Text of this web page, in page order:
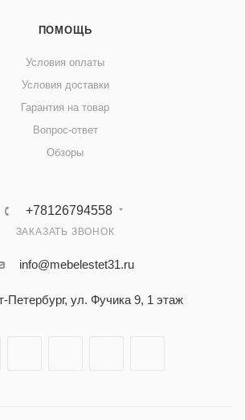
ПОМОЩЬ
Условия оплаты
Условия доставки
Гарантия на товар
Вопрос-ответ
Обзоры
+78126794558
ЗАКАЗАТЬ ЗВОНОК
info@mebelestet31.ru
Петербург, ул. Фучика 9, 1 этаж